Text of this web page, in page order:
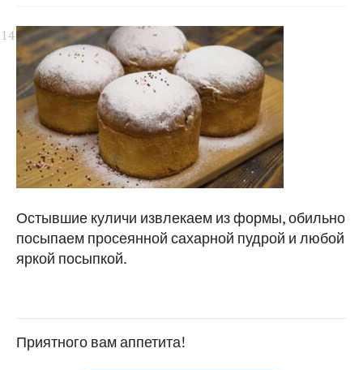
Остывшие куличи извлекаем из формы, обильно
посыпаем просеянной сахарной пудрой и любой
яркой посыпкой.
Приятного вам аппетита!